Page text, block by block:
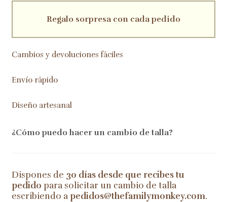
Regalo sorpresa con cada pedido
Cambios y devoluciones fáciles
Envío rápido
Diseño artesanal
¿Cómo puedo hacer un cambio de talla?
Dispones de 30 días desde que recibes tu
pedido para solicitar un cambio de talla
escribiendo apedidos@thefamilymonkey.com.